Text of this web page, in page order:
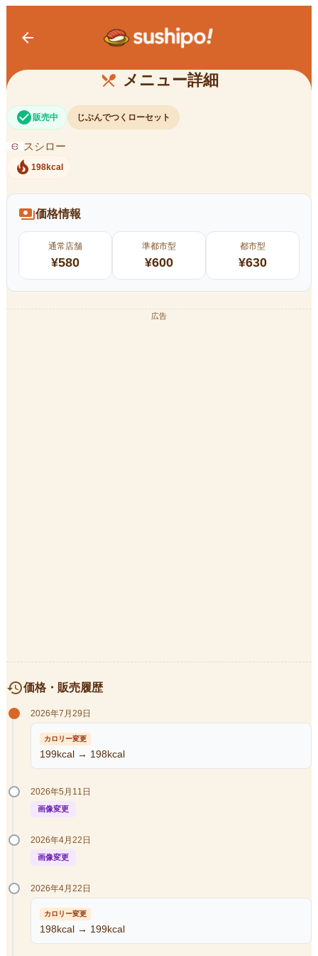
arrow_back
restaurant_menu メニュー詳細
じぶんでつくローセット
check_circle 販売中 じぶんでつくローセット
スシロー
local_fire_department 198kcal
payments価格情報
通常店舗
¥580
準都市型
¥600
都市型
¥630
広告
history価格・販売履歴
2026年7月29日
カロリー変更
199kcal → 198kcal
2026年5月11日
画像変更
2026年4月22日
画像変更
2026年4月22日
カロリー変更
198kcal → 199kcal